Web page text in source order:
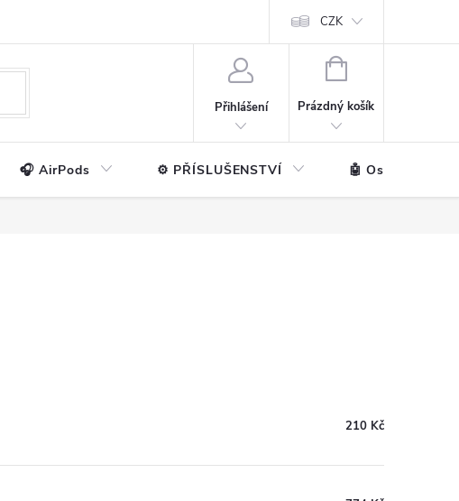
CZK
Přihlášení
NÁKUPNÍ
Prázdný košík
🎧 AirPods ⚙️ PŘÍSLUŠENSTVÍ 🤖 Ostatní
210 Kč